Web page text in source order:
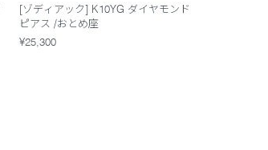
[ゾディアック] K10YG ダイヤモンド
ピアス /おとめ座
¥25,300